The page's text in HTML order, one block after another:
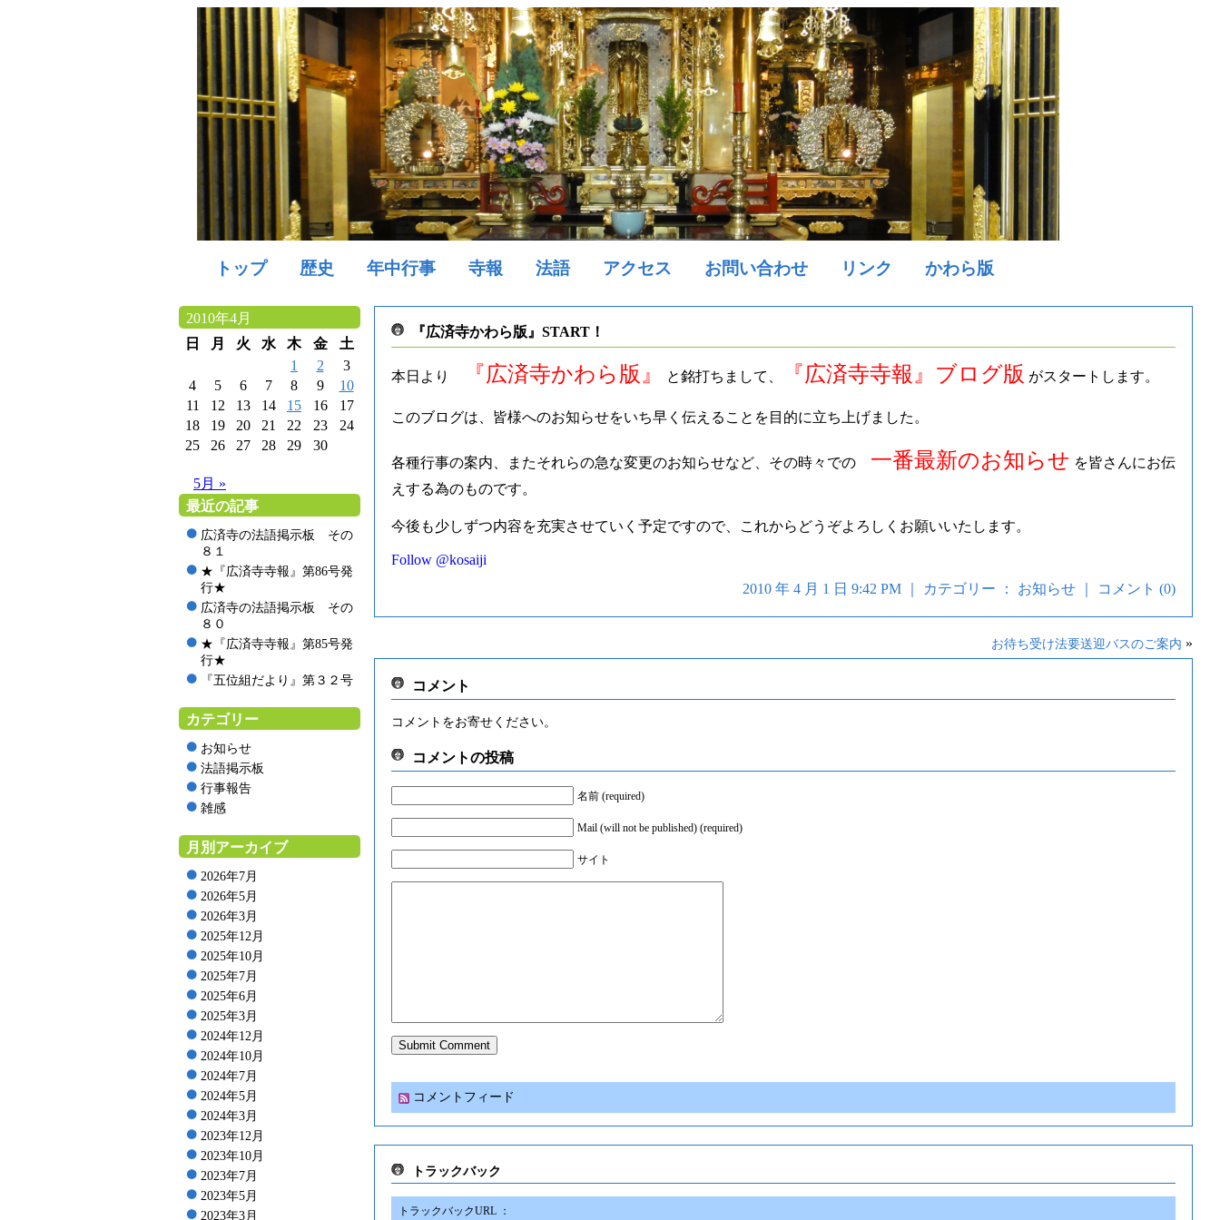
トップ 歴史 年中行事 寺報 法語 アクセス お問い合わせ リンク かわら版
2010年4月
日
月 火 水 木 金
土
1
2
3
4
5 6 7 8 9
10
11
12 13 14 15 16
17
18
19 20 21 22 23
24
25
26 27 28 29 30
5月 »
最近の記事
広済寺の法語掲示板 その
８１
★『広済寺寺報』第86号発
行★
広済寺の法語掲示板 その
８０
★『広済寺寺報』第85号発
行★
『五位組だより』第３２号
カテゴリー
お知らせ
法語掲示板
行事報告
雑感
月別アーカイブ
2026年7月
2026年5月
2026年3月
2025年12月
2025年10月
2025年7月
2025年6月
2025年3月
2024年12月
2024年10月
2024年7月
2024年5月
2024年3月
2023年12月
2023年10月
2023年7月
2023年5月
2023年3月
『広済寺かわら版』START！
本日より 『広済寺かわら版』 と銘打ちまして、 『広済寺寺報』ブログ版 がスタートします。
このブログは、皆様へのお知らせをいち早く伝えることを目的に立ち上げました。
各種行事の案内、またそれらの急な変更のお知らせなど、その時々での 一番最新のお知らせ を皆さんにお伝
えする為のものです。
今後も少しずつ内容を充実させていく予定ですので、これからどうぞよろしくお願いいたします。
Follow @kosaiji
2010 年 4 月 1 日 9:42 PM ｜ カテゴリー ： お知らせ コメント (0)
お待ち受け法要送迎バスのご案内 »
コメント
コメントをお寄せください。
コメントの投稿
名前 (required)
Mail (will not be published) (required)
サイト
コメントフィード
トラックバック
トラックバックURL ：